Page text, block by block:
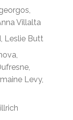
Villalta
Leslie Butt
Levy,